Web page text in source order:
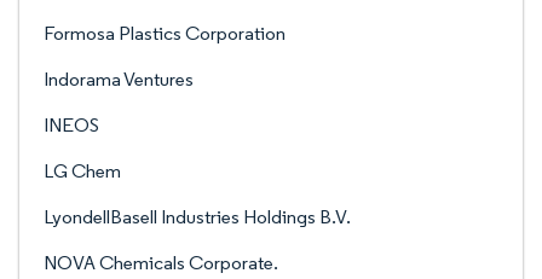
Formosa Plastics Corporation
Indorama Ventures
INEOS
LG Chem
LyondellBasell Industries Holdings B.V.
NOVA Chemicals Corporate.